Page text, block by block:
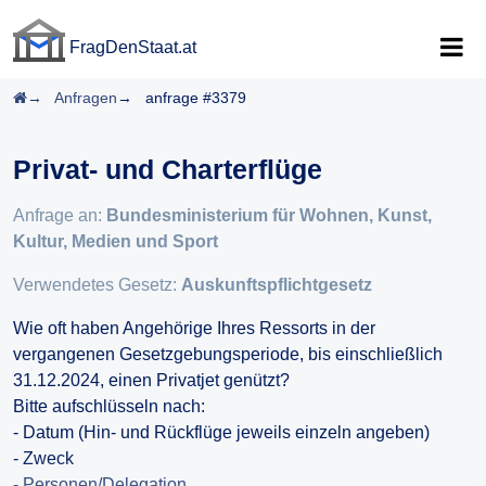
FragDenStaat.at
Startseite
Anfragen anfrage #3379
Privat- und Charterflüge
Anfrage an: Bundesministerium für Wohnen, Kunst,
Kultur, Medien und Sport
Verwendetes Gesetz: Auskunftspflichtgesetz
Wie oft haben Angehörige Ihres Ressorts in der
vergangenen Gesetzgebungsperiode, bis einschließlich
31.12.2024, einen Privatjet genützt?
Bitte aufschlüsseln nach:
- Datum (Hin- und Rückflüge jeweils einzeln angeben)
- Zweck